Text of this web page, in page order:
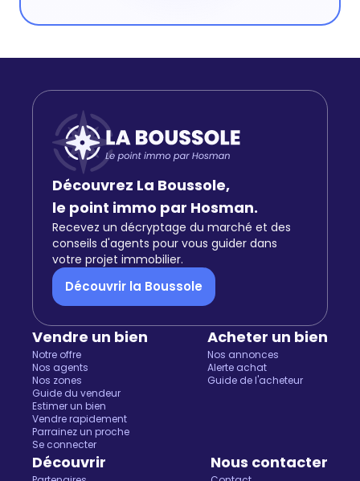
Salut c'est nous...
les Cookies !
Découvrez La Boussole,
le point immo par Hosman.
Recevez un décryptage du marché et des
conseils d'agents pour vous guider dans
votre projet immobilier.
Découvrir la Boussole
Vendre un bien
Notre offre
Nos agents
Nos zones
Guide du vendeur
Estimer un bien
Vendre rapidement
Parrainez un proche
Se connecter
Acheter un bien
Nos annonces
Alerte achat
Guide de l'acheteur
Découvrir Nous contacter